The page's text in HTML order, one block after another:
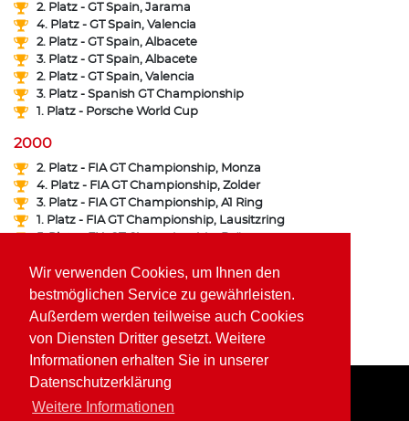
Wir verwenden Cookies, um Ihnen den
bestmöglichen Service zu gewährleisten.
Außerdem werden teilweise auch Cookies
von Diensten Dritter gesetzt. Weitere
Informationen erhalten Sie in unserer
Datenschutzerklärung
Weitere Informationen
2. Platz - GT Spain, Jarama
4. Platz - GT Spain, Valencia
2. Platz - GT Spain, Albacete
3. Platz - GT Spain, Albacete
2. Platz - GT Spain, Valencia
3. Platz - Spanish GT Championship
1. Platz - Porsche World Cup
2000
2. Platz - FIA GT Championship, Monza
4. Platz - FIA GT Championship, Zolder
3. Platz - FIA GT Championship, A1 Ring
1. Platz - FIA GT Championship, Lausitzring
2. Platz - FFSA GT Championship, Ledenon
3. Platz - FFSA GT Championship, Magny Cours
3. Platz - ALMS Series, Silverstone
6. Platz - Porsche World Cup
Home Impressum